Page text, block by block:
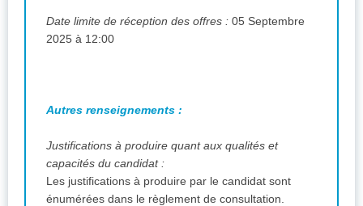
Date limite de réception des offres : 05 Septembre
2025 à 12:00
Autres renseignements :
Justifications à produire quant aux qualités et
capacités du candidat :
Les justifications à produire par le candidat sont
énumérées dans le règlement de consultation.